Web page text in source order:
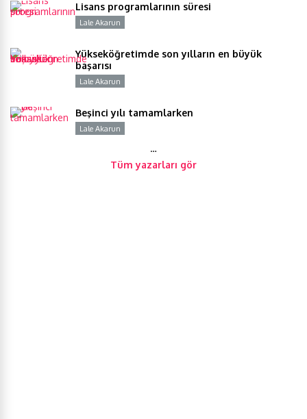
Lisans programlarının süresi
Lale Akarun
Yükseköğretimde son yılların en büyük
başarısı
Lale Akarun
Beşinci yılı tamamlarken
Lale Akarun
…
Tüm yazarları gör